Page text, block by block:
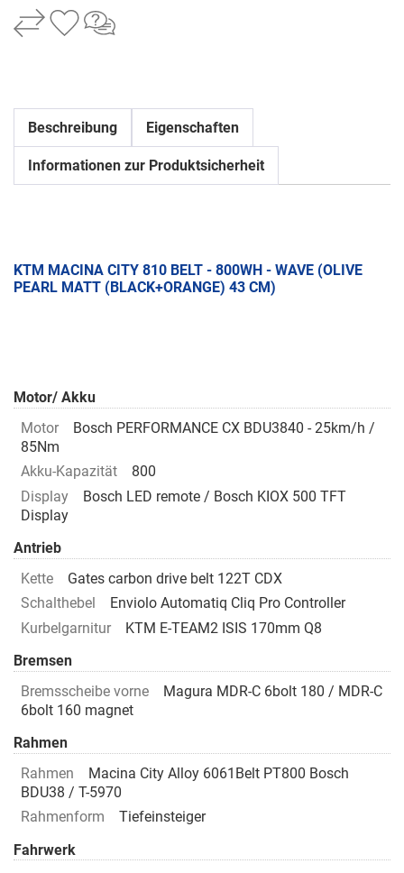
Beschreibung Eigenschaften
Informationen zur Produktsicherheit
KTM MACINA CITY 810 BELT - 800WH - WAVE (OLIVE
PEARL MATT (BLACK+ORANGE) 43 CM)
Motor/ Akku
Motor
Bosch PERFORMANCE CX BDU3840 - 25km/h /
85Nm
Akku-Kapazität
800
Display
Bosch LED remote / Bosch KIOX 500 TFT
Display
Antrieb
Kette
Gates carbon drive belt 122T CDX
Schalthebel
Enviolo Automatiq Cliq Pro Controller
Kurbelgarnitur
KTM E-TEAM2 ISIS 170mm Q8
Bremsen
Bremsscheibe vorne
Magura MDR-C 6bolt 180 / MDR-C
6bolt 160 magnet
Rahmen
Rahmen
Macina City Alloy 6061Belt PT800 Bosch
BDU38 / T-5970
Rahmenform
Tiefeinsteiger
Fahrwerk